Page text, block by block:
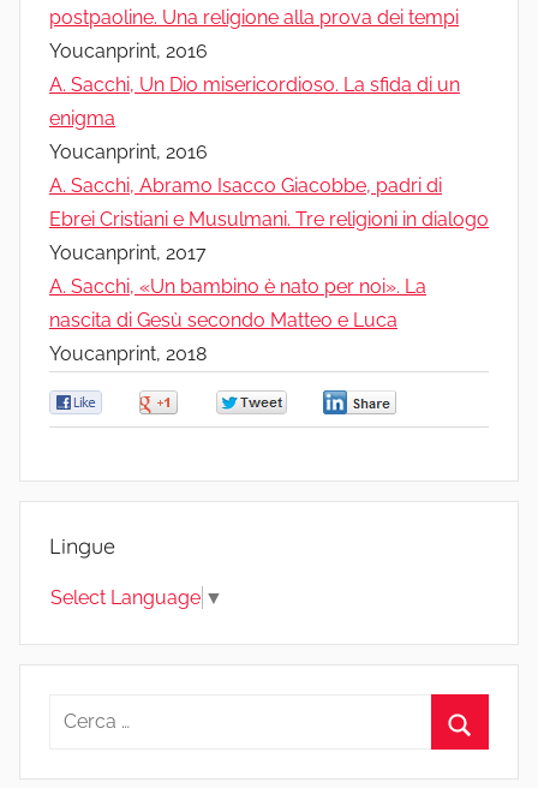
postpaoline. Una religione alla prova dei tempi
Youcanprint, 2016
A. Sacchi, Un Dio misericordioso. La sfida di un
enigma
Youcanprint, 2016
A. Sacchi, Abramo Isacco Giacobbe, padri di
Ebrei Cristiani e Musulmani. Tre religioni in dialogo
Youcanprint, 2017
A. Sacchi, «Un bambino è nato per noi». La
nascita di Gesù secondo Matteo e Luca
Youcanprint, 2018
Lingue
Select Language ▼
Ricerca